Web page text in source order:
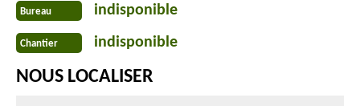
Bureau indisponible
Chantier indisponible
NOUS LOCALISER